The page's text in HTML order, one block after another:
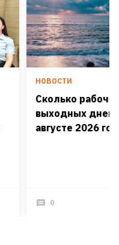
НОВОСТИ
Сколько
выходных дней
августе 2026
0